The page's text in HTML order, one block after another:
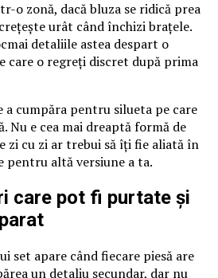
o zonă, dacă bluza se ridică prea
urât când închizi brațele.
detaliile astea despart o
care o regreți discret după prima
a cumpăra pentru silueta pe care
Nu e cea mai dreaptă formă de
zi cu zi ar trebui să îți fie aliată în
pentru altă versiune a ta.
care pot fi purtate și
set apare când fiecare piesă are
un detaliu secundar, dar nu